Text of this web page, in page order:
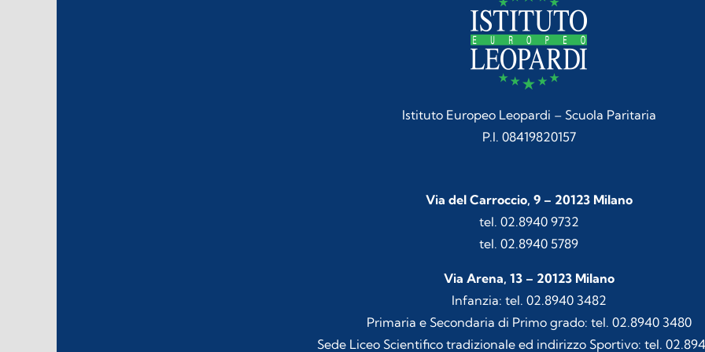
Istituto Europeo Leopardi – Scuola Paritaria
P.I. 08419820157
Via del Carroccio, 9 – 20123 Milano
tel. 02.8940 9732
tel. 02.8940 5789
Via Arena, 13 – 20123 Milano
Infanzia: tel. 02.8940 3482
Primaria e Secondaria di Primo grado: tel. 02.8940 3480
Sede Liceo Scientifico tradizionale ed indirizzo Sportivo: tel.